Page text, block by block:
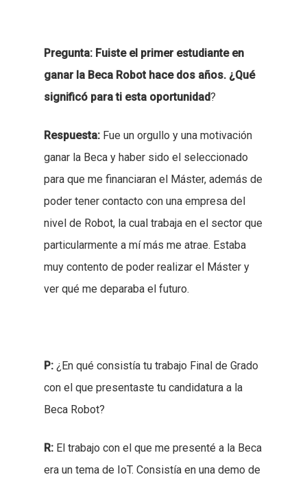
Pregunta: Fuiste el primer estudiante en
ganar la Beca Robot hace dos años. ¿Qué
significó para ti esta oportunidad?
Respuesta: Fue un orgullo y una motivación
ganar la Beca y haber sido el seleccionado
para que me financiaran el Máster, además de
poder tener contacto con una empresa del
nivel de Robot, la cual trabaja en el sector que
particularmente a mí más me atrae. Estaba
muy contento de poder realizar el Máster y
ver qué me deparaba el futuro.
P: ¿En qué consistía tu trabajo Final de Grado
con el que presentaste tu candidatura a la
Beca Robot?
R: El trabajo con el que me presenté a la Beca
era un tema de IoT. Consistía en una demo de